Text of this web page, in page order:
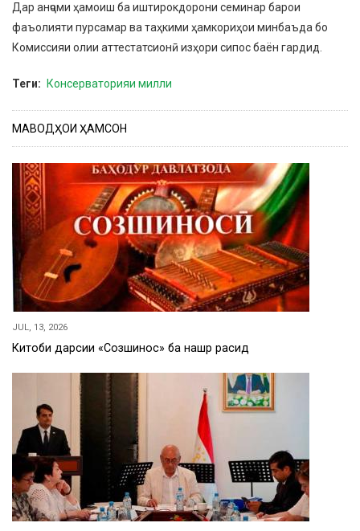
Дар анҷоми ҳамоиш ба иштирокдорони семинар барои
фаъолияти пурсамар ва таҳкими ҳамкориҳои минбаъда бо
Комиссияи олии аттестатсионӣ изҳори сипос баён гардид.
Теги Консерваторияи милли
МАВОДҲОИ ҲАМСОН
JUL, 13, 2026
Китоби дарсии «Созшиносӣ» ба нашр расид